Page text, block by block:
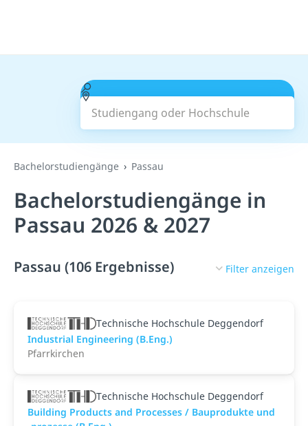
Studiengang oder Hochschule
Suchen
Bachelorstudiengänge Passau
Bachelorstudiengänge in
Passau 2026 & 2027
Passau (106 Ergebnisse) Filter anzeigen
Technische Hochschule Deggendorf
Industrial Engineering (B.Eng.)
Pfarrkirchen
Technische Hochschule Deggendorf
Building Products and Processes / Bauprodukte und